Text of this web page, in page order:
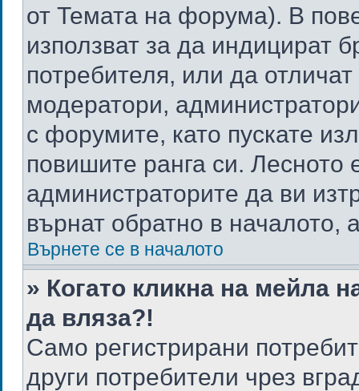
от Темата на форума). В
използват за да индицират
потребителя, или да
модератори,
с форумите, като пускате
повишите ранга си. Лесното
администраторите да ви
върнат обратно в началото,
Върнете се в началото
» Когато кликна на мейла
да вляза?!
Само регистрирани
други потребители чрез